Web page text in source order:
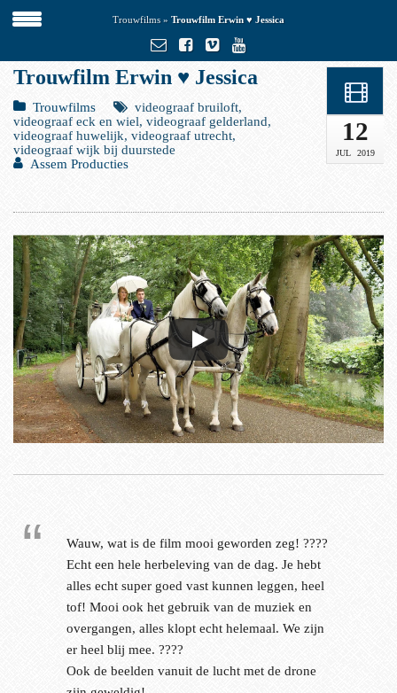
Trouwfilms » Trouwfilm Erwin ♥ Jessica
Trouwfilm Erwin ♥ Jessica
Trouwfilms
videograaf bruiloft,
videograaf eck en wiel, videograaf gelderland,
videograaf huwelijk, videograaf utrecht,
videograaf wijk bij duurstede
Assem Producties
12
JUL 2019
Wauw, wat is de film mooi geworden zeg! ????
Echt een hele herbeleving van de dag. Je hebt
alles echt super goed vast kunnen leggen, heel
tof! Mooi ook het gebruik van de muziek en
overgangen, alles klopt echt helemaal. We zijn
er heel blij mee. ????
Ook de beelden vanuit de lucht met de drone